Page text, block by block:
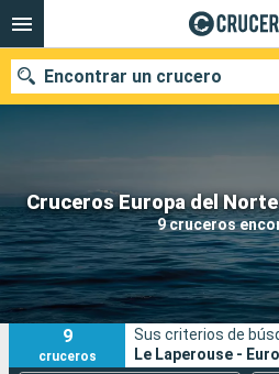
Cruceros Europa del
9 cruceros
Encontrar un crucero
Nuestros destinos
Fecha de salida
Puertos
9
cruceros
Sus criterios de
Le Laperouse -